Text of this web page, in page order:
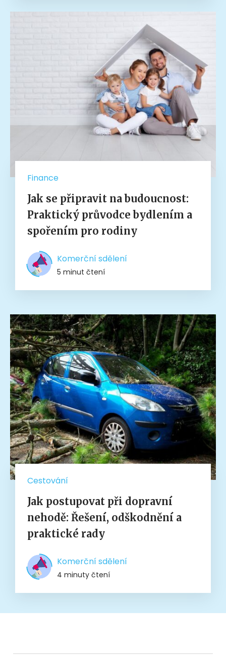
Finance
Jak se připravit na budoucnost:
Praktický průvodce bydlením a
spořením pro rodiny
Komerční sdělení
5 minut čtení
Cestování
Jak postupovat při dopravní
nehodě: Řešení, odškodnění a
praktické rady
Komerční sdělení
4 minuty čtení